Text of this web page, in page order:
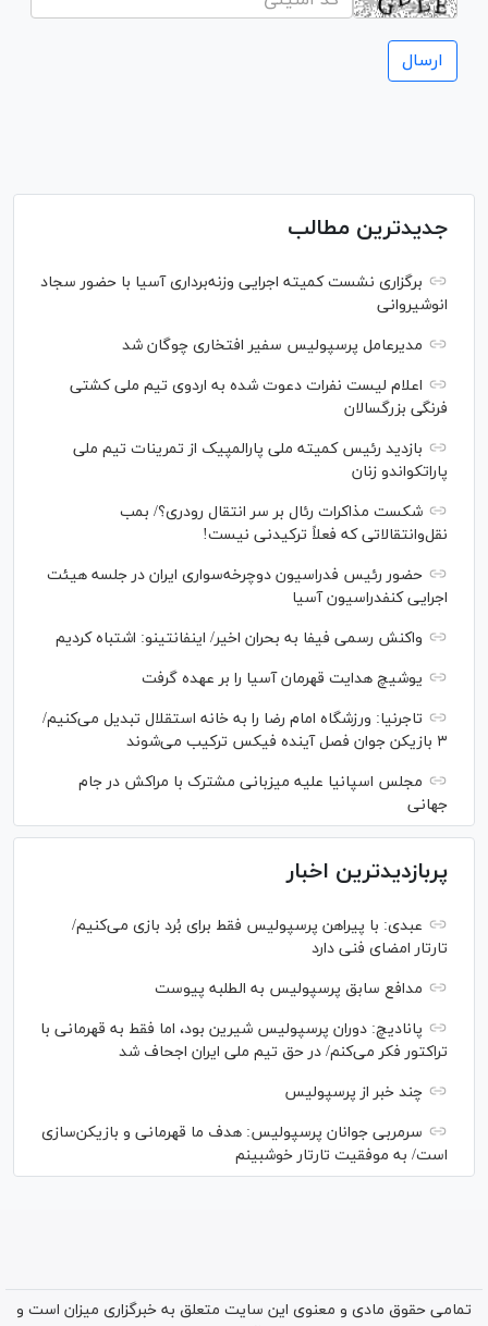
جدیدترین مطالب
برگزاری نشست کمیته اجرایی وزنه‌برداری آسیا با حضور سجاد
انوشیروانی
مدیرعامل پرسپولیس سفیر افتخاری چوگان شد
اعلام لیست نفرات دعوت شده به اردوی تیم ملی کشتی
فرنگی بزرگسالان
بازدید رئیس کمیته ملی پارالمپیک از تمرینات تیم ملی
پاراتکواندو زنان
شکست مذاکرات رئال بر سر انتقال رودری؟/ بمب
نقل‌وانتقالاتی که فعلاً ترکیدنی نیست!
حضور رئیس فدراسیون دوچرخه‌سواری ایران در جلسه هیئت
اجرایی کنفدراسیون آسیا
واکنش رسمی فیفا به بحران اخیر/ اینفانتینو: اشتباه کردیم
یوشیچ هدایت قهرمان آسیا را بر عهده گرفت
تاجرنیا: ورزشگاه امام رضا را به خانه استقلال تبدیل می‌کنیم/
۳ بازیکن جوان فصل آینده فیکس ترکیب می‌شوند
مجلس اسپانیا علیه میزبانی مشترک با مراکش در جام
جهانی
پربازدیدترین اخبار
عبدی: با پیراهن پرسپولیس فقط برای بُرد بازی می‌کنیم/
تارتار امضای فنی دارد
مدافع سابق پرسپولیس به الطلبه پیوست
پانادیچ: دوران پرسپولیس شیرین بود، اما فقط به قهرمانی با
تراکتور فکر می‌کنم/ در حق تیم ملی ایران اجحاف شد
چند خبر از پرسپولیس
سرمربی جوانان پرسپولیس: هدف ما قهرمانی و بازیکن‌سازی
است/ به موفقیت تارتار خوشبینم
تمامی حقوق مادی و معنوی این سایت متعلق به خبرگزاری میزان است و